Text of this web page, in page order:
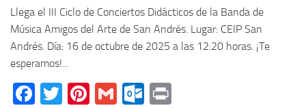
Llega el III Ciclo de Conciertos Didácticos de la Banda de
Música Amigos del Arte de San Andrés. Lugar: CEIP San
Andrés. Día: 16 de octubre de 2025 a las 12:20 horas. ¡Te
esperamos!...
Facebook
Twitter
Pinterest
GmailOutlook.com